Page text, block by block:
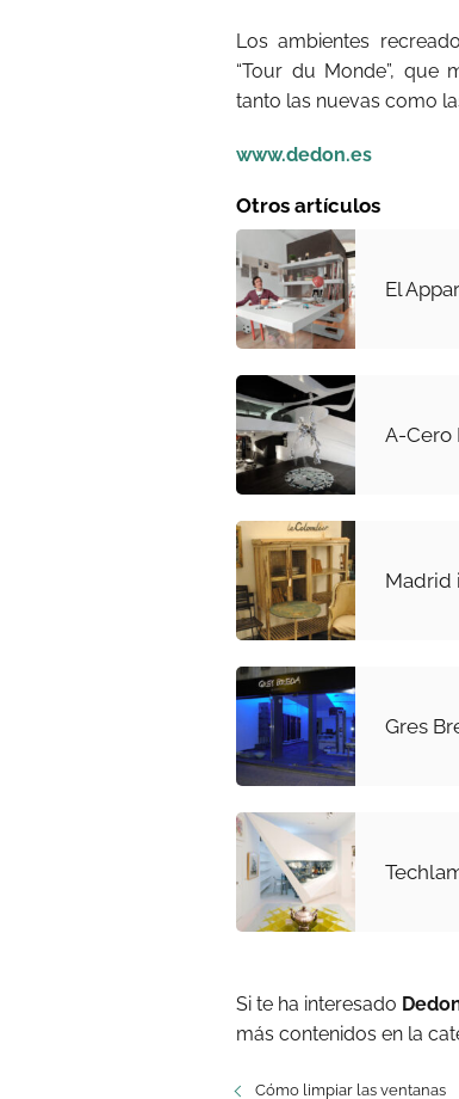
Los ambientes
“Tour du Monde”, que
tanto las nuevas como
www.dedon.es
Otros artículos
El
A-Cero
Madrid
Gres
Si te ha interesado
más contenidos en la
Cómo limpiar las ventanas